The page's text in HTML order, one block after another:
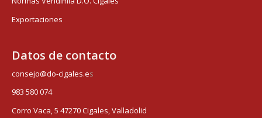
Exportaciones
Datos de contacto
consejo@do-cigales.es
983 580 074
Corro Vaca, 5 47270 Cigales, Valladolid